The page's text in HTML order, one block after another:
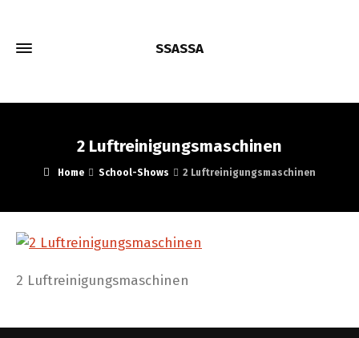
SSASSA
2 Luftreinigungsmaschinen
Home School-Shows 2 Luftreinigungsmaschinen
2 Luftreinigungsmaschinen